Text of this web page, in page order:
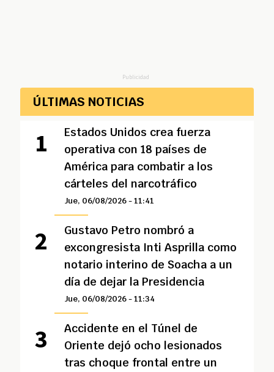
Publicidad
ÚLTIMAS NOTICIAS
Estados Unidos crea fuerza
operativa con 18 países de
América para combatir a los
cárteles del narcotráfico
Jue, 06/08/2026 - 11:41
Gustavo Petro nombró a
excongresista Inti Asprilla como
notario interino de Soacha a un
día de dejar la Presidencia
Jue, 06/08/2026 - 11:34
Accidente en el Túnel de
Oriente dejó ocho lesionados
tras choque frontal entre un